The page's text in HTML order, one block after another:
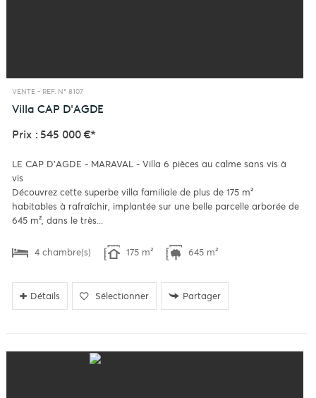
VENTE - REF. N° 8107
Villa CAP D'AGDE
Prix : 545 000 €*
LE CAP D'AGDE - MARAVAL - Villa 6 pièces au calme sans vis à
vis
Découvrez cette superbe villa familiale de plus de 175 m²
habitables à rafraîchir, implantée sur une belle parcelle arborée de
645 m², dans le très...
4 chambre(s) 175 m² 645 m²
Détails Sélectionner Partager